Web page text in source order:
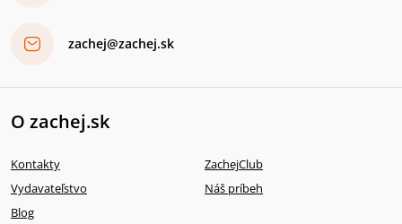
zachej@zachej.sk
O zachej.sk
Kontakty
ZachejClub
Vydavateľstvo
Náš príbeh
Blog